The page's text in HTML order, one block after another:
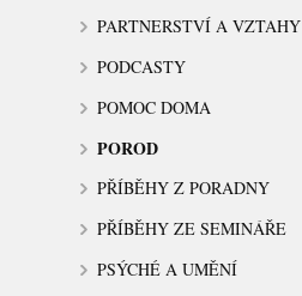
PARTNERSTVÍ A VZTAHY
PODCASTY
POMOC DOMA
POROD
PŘÍBĚHY Z PORADNY
PŘÍBĚHY ZE SEMINÁŘE
PSÝCHÉ A UMĚNÍ